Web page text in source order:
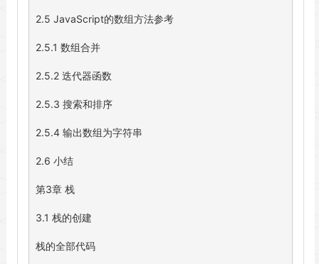
2.5 JavaScript的数组方法参考
2.5.1 数组合并
2.5.2 迭代器函数
2.5.3 搜索和排序
2.5.4 输出数组为字符串
2.6 小结
第3章 栈
3.1 栈的创建
栈的全部代码